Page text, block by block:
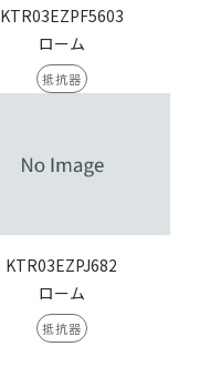
KTR03EZPF5603
ローム
抵抗器
KTR03EZPJ682
ローム
抵抗器